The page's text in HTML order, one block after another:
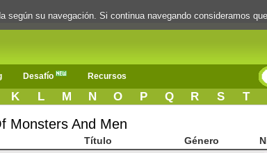
Desafío Recursos
K L M N O P Q R S T
Monsters And Men
Título Género
su navegación. Si continua navegando consideramos